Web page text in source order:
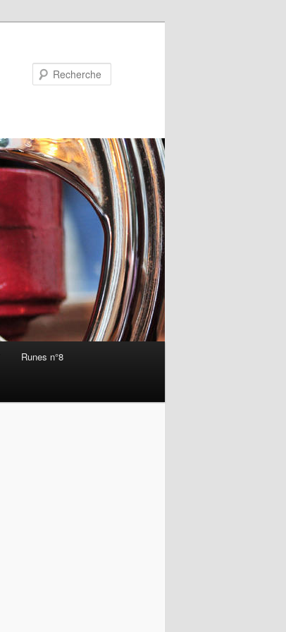
Runes n°8